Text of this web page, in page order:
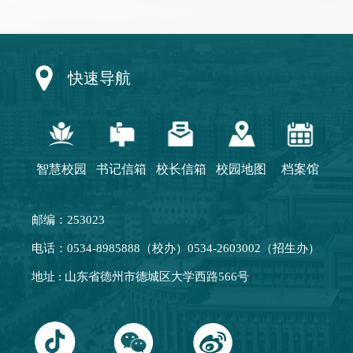
快速导航
智慧校园 书记信箱 校长信箱 校园地图 档案馆
邮编：253023
电话：0534-8985888（校办）0534-2603002（招生办）
地址 : 山东省德州市德城区大学西路566号